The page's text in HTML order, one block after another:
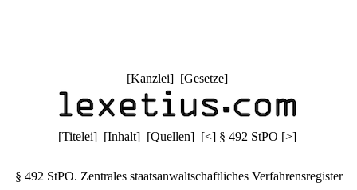
[Kanzlei] [Gesetze]
[Titelei] [Inhalt] [Quellen] [<] § 492 StPO [>]
§ 492 StPO. Zentrales staatsanwaltschaftliches Verfahrensregister